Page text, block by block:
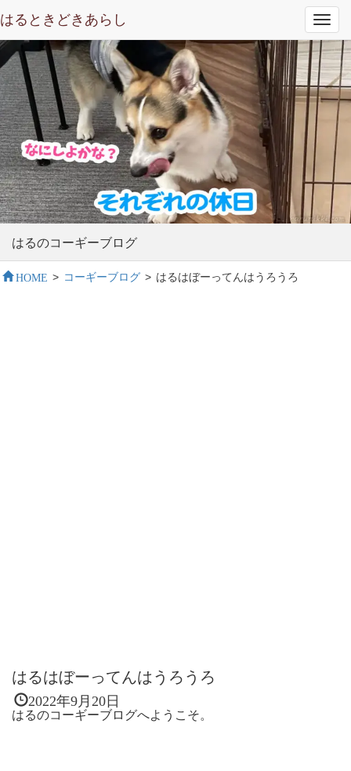
はるときどきあらし
はるのコーギーブログ
HOME > コーギーブログ > はるはぼーってんはうろうろ
はるはぼーってんはうろうろ
2022年9月20日
はるのコーギーブログへようこそ。